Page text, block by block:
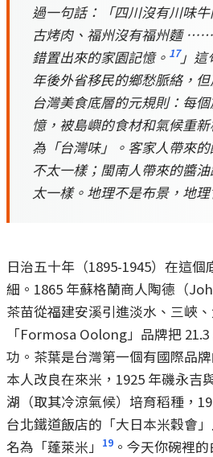
過一句話：「四川沒有川味
古烤肉、福州沒有福州麵
錯置出來的家園記憶。 17」這
年後外省移民的鄉愁脈絡，
台灣美食底層的元規則：每
憶，被島嶼的食材和氣候重
為「台灣味」。客家人帶來
不太一樣；閩南人帶來的醬
太一樣。地理不是布景，地
日治五十年（1895-1945）在這
細。1865 年蘇格蘭商人陶德（
茶苗從福建安溪引進淡水、三峽
「Formosa Oolong」品牌把
功。茶葉是台灣第一個有國際品
本人改良在來米，1925 年磯永吉
湖（取其冷涼氣候）培育稻種，
台北鐵道飯店的「大日本米穀會
名為「蓬萊米」
19 。今天你碗裡